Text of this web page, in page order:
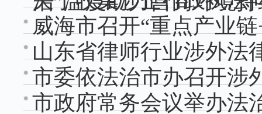
威海市召开“重点产业
山东省律师行业涉外法
市委依法治市办召开涉
市政府常务会议举办法